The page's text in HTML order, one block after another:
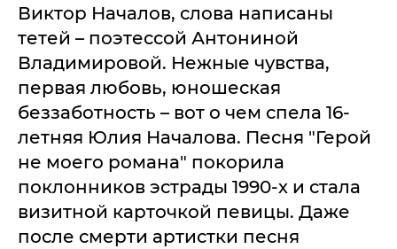
Виктор Началов, слова написаны
тетей – поэтессой Антониной
Владимировой. Нежные чувства,
первая любовь, юношеская
беззаботность – вот о чем спела 16-
летняя Юлия Началова. Песня "Герой
не моего романа" покорила
поклонников эстрады 1990-х и стала
визитной карточкой певицы. Даже
после смерти артистки песня